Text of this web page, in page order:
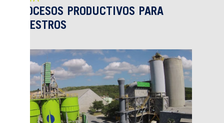
PROCESOS PRODUCTIVOS PARA
MAESTROS